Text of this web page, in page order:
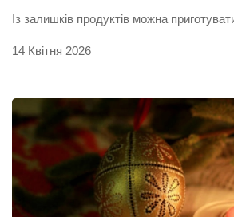
Із залишків продуктів можна
14 Квітня 2026